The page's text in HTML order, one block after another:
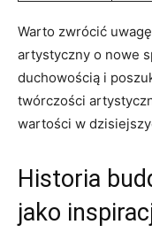
Warto zwrócić
artystyczny o nowe
duchowością i
twórczości
wartości w
Historia
jako